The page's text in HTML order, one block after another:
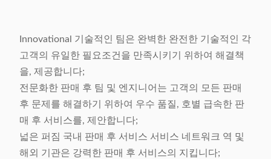
Innovational 기술적인 팀은 완벽한 완전한 기술적인 각
고객의 유일한 필요조건을 만족시키기 위하여 해결책
을, 제공합니다;
전문화한 판매 후 팀 및 엔지니어는 고객의 모든 판매
후 문제를 해결하기 위하여 우수 품질, 호별 급속한 판
매 후 서비스를, 제안합니다;
넓은 퍼짐 국내 판매 후 서비스 서비스 네트워크 역 및
해외 기관은 강력한 판매 후 서비스의 지킵니다;